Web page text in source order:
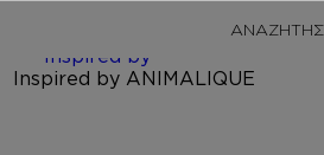
Inspired by